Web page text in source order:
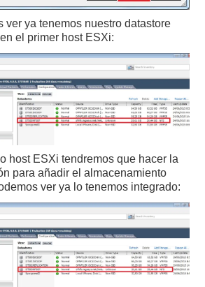
ver ya tenemos nuestro datastore
el primer host ESXi:
host ESXi tendremos que hacer la
para añadir el almacenamiento
ver ya lo tenemos integrado: